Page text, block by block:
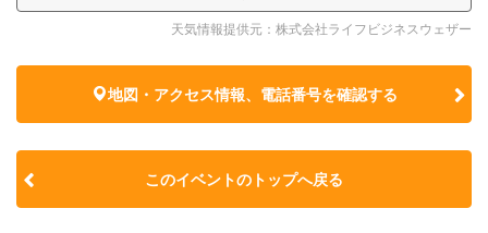
天気情報提供元：株式会社ライフビジネスウェザー
地図・アクセス情報、電話番号を確認する
このイベントのトップへ戻る